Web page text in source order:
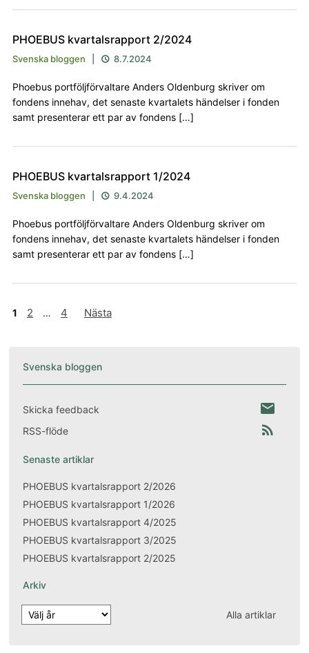
PHOEBUS kvartalsrapport 2/2024
Svenska bloggen 8.7.2024
Phoebus portföljförvaltare Anders Oldenburg skriver om
fondens innehav, det senaste kvartalets händelser i fonden
samt presenterar ett par av fondens […]
PHOEBUS kvartalsrapport 1/2024
Svenska bloggen 9.4.2024
Phoebus portföljförvaltare Anders Oldenburg skriver om
fondens innehav, det senaste kvartalets händelser i fonden
samt presenterar ett par av fondens […]
Sidnumrering
1 2 … 4 Nästa
Svenska bloggen
Skicka feedback email
RSS-flöde rss_feed
Senaste artiklar
PHOEBUS kvartalsrapport 2/2026
PHOEBUS kvartalsrapport 1/2026
PHOEBUS kvartalsrapport 4/2025
PHOEBUS kvartalsrapport 3/2025
PHOEBUS kvartalsrapport 2/2025
Arkiv
Alla artiklar